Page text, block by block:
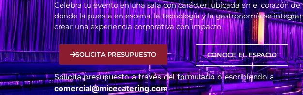
Celebra tu evento en una sala con carácter, ubicada en el corazón de
donde la puesta en escena, la tecnología y la gastronomía se
crear una experiencia corporativa con impacto.
SOLICITA PRESUPUESTO CONOCE EL ESPACIO
Solicita presupuesto a través del formulario o escribiendo a
comercial@micecatering.com